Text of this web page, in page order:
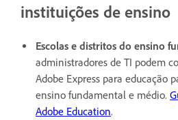
instituições de ensino
Escolas e distritos do ensino
administradores de TI podem
Adobe Express para educação
ensino fundamental e médio.
Adobe Education.